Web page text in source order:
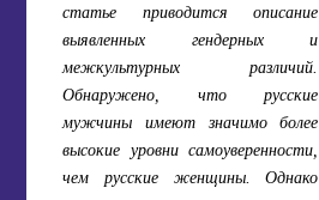
статье приводится описание
выявленных гендерных и
межкультурных различий.
Обнаружено, что русские
мужчины имеют значимо более
высокие уровни самоуверенности,
чем русские женщины. Однако